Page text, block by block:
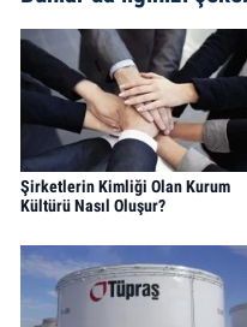
Şirketlerin Kimliği Olan Kurum
Kültürü Nasıl Oluşur?